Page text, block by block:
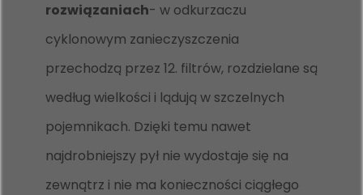
rozwiązaniach- w odkurzaczu
cyklonowym zanieczyszczenia
przechodzą przez 12. filtrów, rozdzielane są
według wielkości i lądują w szczelnych
pojemnikach. Dzięki temu nawet
najdrobniejszy pył nie wydostaje się na
zewnątrz i nie ma konieczności ciągłego